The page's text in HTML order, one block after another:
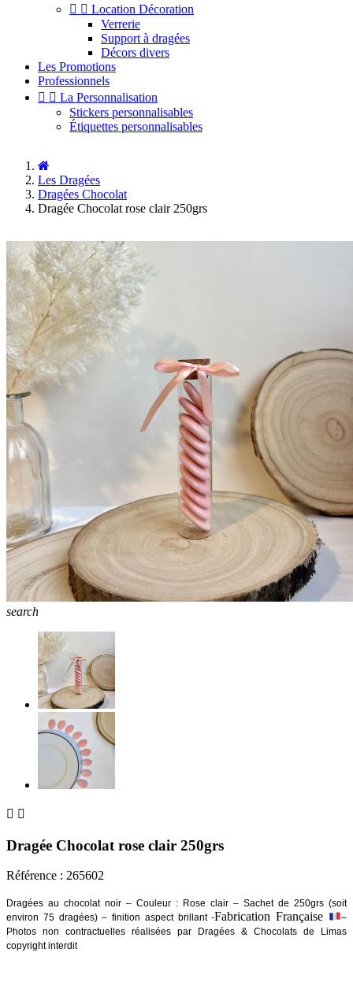
  Location Décoration
Verrerie
Support à dragées
Décors divers
Les Promotions
Professionnels
  La Personnalisation
Stickers personnalisables
Étiquettes personnalisables
Les Dragées
Dragées Chocolat
Dragée Chocolat rose clair 250grs
search
 
Dragée Chocolat rose clair 250grs
Référence : 265602
Dragées au chocolat noir – Couleur : Rose clair – Sachet de 250grs (soit
environ 75 dragées) – finition aspect brillant -Fabrication Française
–
Photos non contractuelles réalisées par Dragées & Chocolats de Limas
copyright interdit